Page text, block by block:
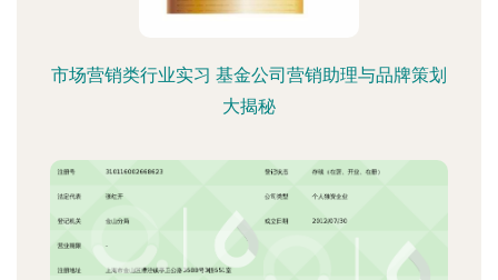
市场营销类行业实习 基金公司营销助理与品牌策划
大揭秘